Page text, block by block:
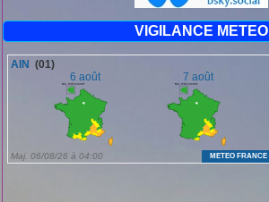
VIGILANCE METEO